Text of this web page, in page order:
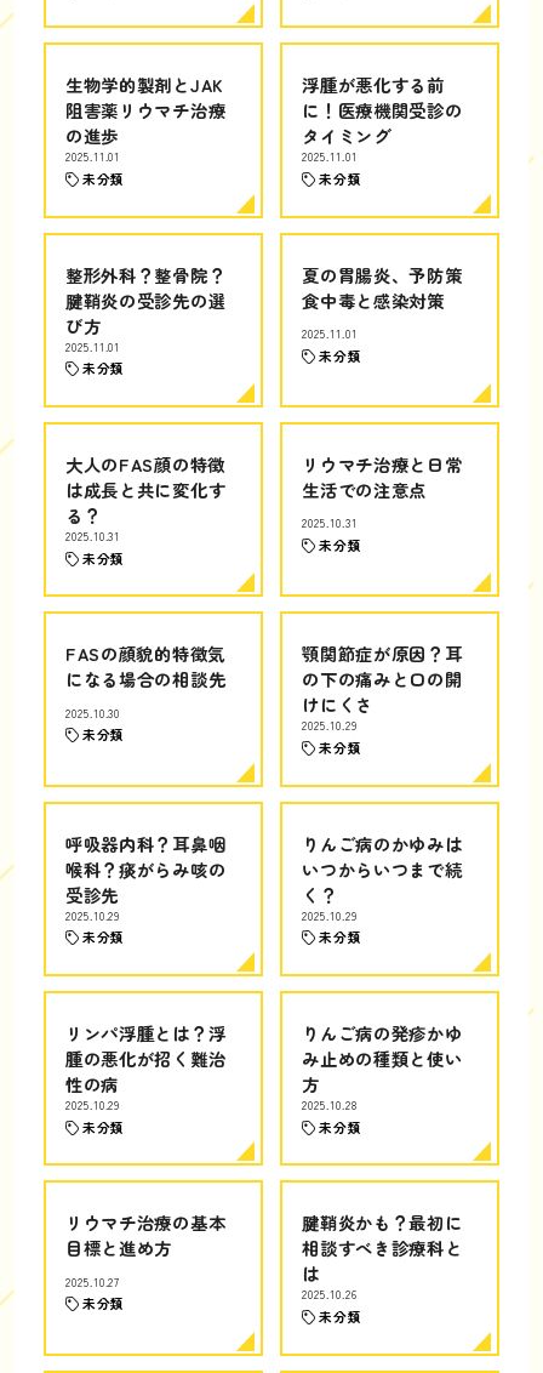
生物学的製剤とJAK
阻害薬リウマチ治療
の進歩
2025.11.01
未分類
浮腫が悪化する前
に！医療機関受診の
タイミング
2025.11.01
未分類
整形外科？整骨院？
腱鞘炎の受診先の選
び方
2025.11.01
未分類
夏の胃腸炎、予防策
食中毒と感染対策
2025.11.01
未分類
大人のFAS顔の特徴
は成長と共に変化す
る？
2025.10.31
未分類
リウマチ治療と日常
生活での注意点
2025.10.31
未分類
FASの顔貌的特徴気
になる場合の相談先
2025.10.30
未分類
顎関節症が原因？耳
の下の痛みと口の開
けにくさ
2025.10.29
未分類
呼吸器内科？耳鼻咽
喉科？痰がらみ咳の
受診先
2025.10.29
未分類
りんご病のかゆみは
いつからいつまで続
く？
2025.10.29
未分類
リンパ浮腫とは？浮
腫の悪化が招く難治
性の病
2025.10.29
未分類
りんご病の発疹かゆ
み止めの種類と使い
方
2025.10.28
未分類
リウマチ治療の基本
目標と進め方
2025.10.27
未分類
腱鞘炎かも？最初に
相談すべき診療科と
は
2025.10.26
未分類